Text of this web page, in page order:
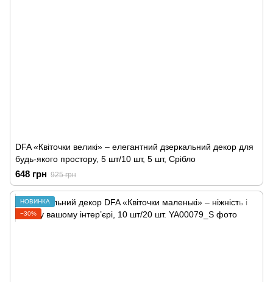
DFA «Квіточки великі» – елегантний дзеркальний декор для
будь-якого простору, 5 шт/10 шт, 5 шт, Срібло
648 грн 925 грн
НОВИНКА
−30%